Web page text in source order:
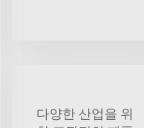
다양한 산업을 위